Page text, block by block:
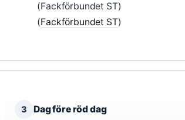
(Fackförbundet ST)
(Fackförbundet ST)
3 Dag före röd dag